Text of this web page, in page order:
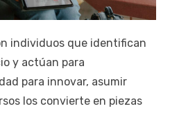
individuos que identifican
y actúan para
para innovar, asumir
los convierte en piezas